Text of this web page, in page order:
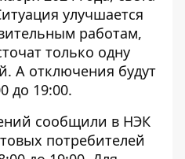
улучшается
работам,
только одну
А отключения будут
до 19:00.
сообщили в НЭК
потребителей